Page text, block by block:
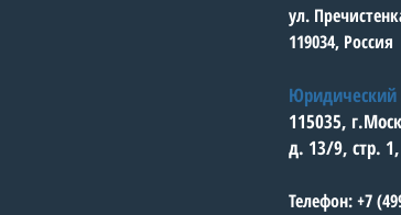
ул.
119034, Россия
Юридический
115035,
д. 13/9, стр.
Телефон: +7